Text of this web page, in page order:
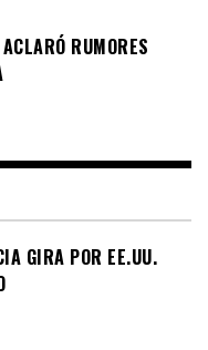
RUMORES
GIRA POR EE.UU.